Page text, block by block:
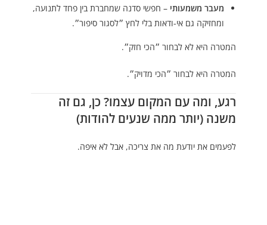
מעבר משמעותי – חפשי סדנה שמחברת בין פחד לתנועה,
ומחזיקה גם אי-ודאות בלי לחץ ״לסגור סיפור״.
המטרה היא לא לבחור ״הכי חזק״.
המטרה היא לבחור ״הכי מדויק״.
רגע, ומה עם המקום עצמו? כן, גם זה
משנה (יותר ממה שנעים להודות)
לפעמים את יודעת מה את צריכה, אבל לא איפה.